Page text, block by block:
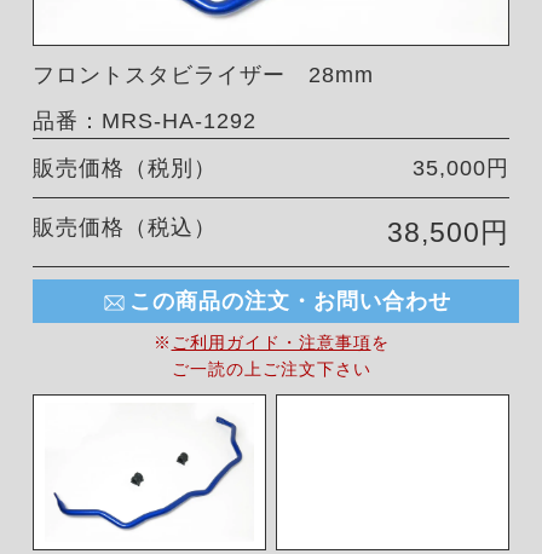
フロントスタビライザー 28mm
品番：MRS-HA-1292
販売価格（税別）
35,000円
販売価格（税込） 38,500円
この商品の注文・お問い合わせ
※ ご利用ガイド・注意事項を
ご一読の上ご注文下さい